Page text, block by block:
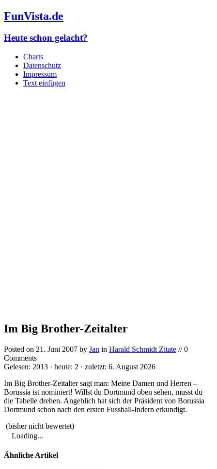
FunVista.de
Heute schon gelacht?
Charts
Datenschutz
Impressum
Text einfügen
Im Big Brother-Zeitalter
Posted on 21. Juni 2007 by Jan in Harald Schmidt Zitate // 0
Comments
Gelesen: 2013 · heute: 2 · zuletzt: 6. August 2026
Im Big Brother-Zeitalter sagt man: Meine Damen und Herren –
Borussia ist nominiert! Willst du Dortmund oben sehen, musst du
die Tabelle drehen. Angeblich hat sich der Präsident von Borussia
Dortmund schon nach den ersten Fussball-Indern erkundigt.
(bisher nicht bewertet)
Loading...
Ähnliche Artikel